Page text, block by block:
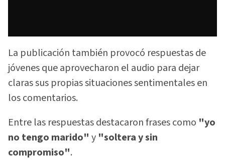
La publicación también provocó respuestas de
jóvenes que aprovecharon el audio para dejar
claras sus propias situaciones sentimentales en
los comentarios.
Entre las respuestas destacaron frases como "yo
no tengo marido" y "soltera y sin
compromiso".